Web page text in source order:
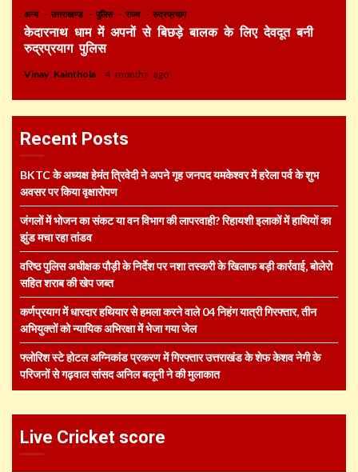
अन्य उत्तराखण्ड पुलिस राज्य रुद्रप्रयाग
केदारनाथ धाम में अपनों से बिछड़े बालक के लिए देवदूत बनी
रुद्रप्रयाग पुलिस
Vinay Kainthola 4 months ago
Recent Posts
BKTC के अध्यक्ष हेमंत त्रिवेदी ने अपने गृह जनपद यमकेश्वर में हरेला पर्व के शुभ
अवसर पर किया वृक्षारोपण
जंगलों में भोजन का संकट या वन विभाग की लापरवाही? रिहायशी इलाकों में हाथियों का
झुंड मचा रहा तांडव
वरिष्ठ पुलिस अधीक्षक पौड़ी के निर्देश पर नशा तस्करी के खिलाफ बड़ी कार्रवाई, बोलेरो
सहित शराब की खेप जब्त
कर्णप्रयाग में धारदार हथियार से हमला करने वाले 04 निहंग यात्री गिरफ्तार, तीन
अभियुक्तों को न्यायिक अभिरक्षा में भेजा गया जेल
फ्लोरिश स्टे होटल अग्निकांड प्रकरण में गिरफ्तार उत्तराखंड के शेफ केशव नेगी के
परिजनों से गढ़वाल सांसद अनिल बलूनी ने की मुलाकात
Live Cricket score